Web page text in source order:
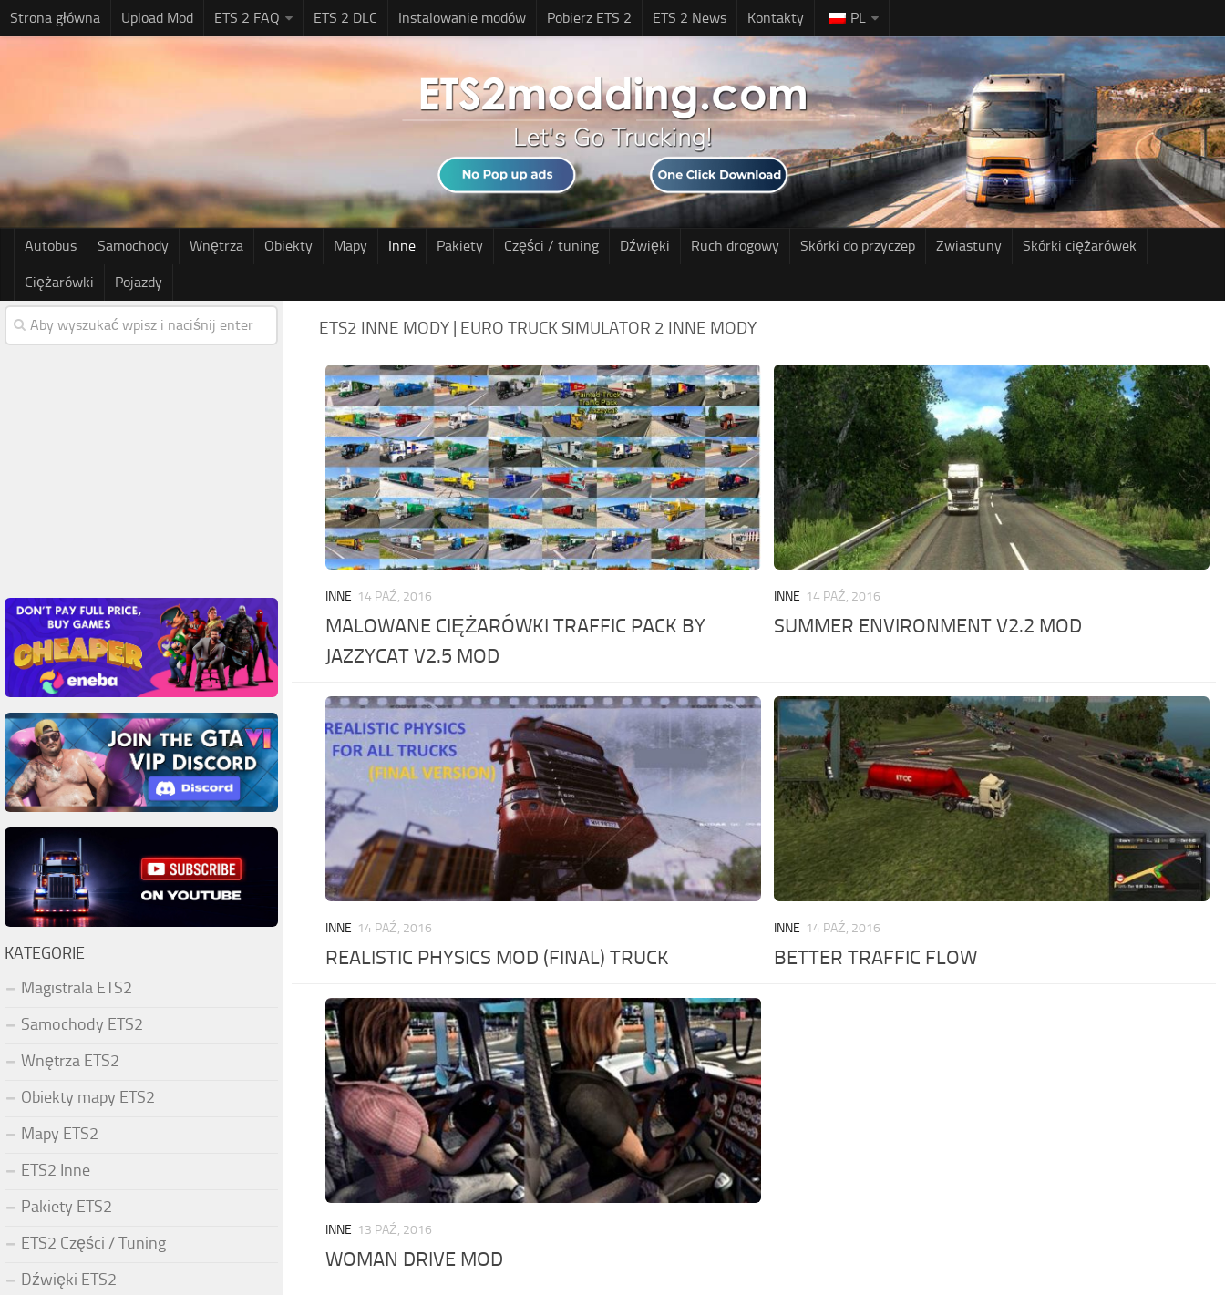
Strona główna Upload Mod ETS 2 FAQ ETS 2 DLC Instalowanie modów Pobierz ETS 2 ETS 2 News Kontakty PL
Autobus Samochody Wnętrza Obiekty Mapy Inne Pakiety Części / tuning Dźwięki Ruch drogowy Skórki do przyczep Zwiastuny Skórki ciężarówek
Ciężarówki Pojazdy
ETS2 INNE MODY | EURO TRUCK SIMULATOR 2 INNE MODY
INNE 14 PAŹ, 2016
MALOWANE CIĘŻARÓWKI TRAFFIC PACK BY
JAZZYCAT V2.5 MOD
INNE 14 PAŹ, 2016
SUMMER ENVIRONMENT V2.2 MOD
INNE 14 PAŹ, 2016
REALISTIC PHYSICS MOD (FINAL) TRUCK
INNE 14 PAŹ, 2016
BETTER TRAFFIC FLOW
INNE 13 PAŹ, 2016
WOMAN DRIVE MOD
KATEGORIE
Magistrala ETS2
Samochody ETS2
Wnętrza ETS2
Obiekty mapy ETS2
Mapy ETS2
ETS2 Inne
Pakiety ETS2
ETS2 Części / Tuning
Dźwięki ETS2